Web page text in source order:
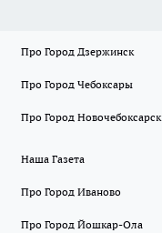
Про Город Дзержинск
Про Город Чебоксары
Про Город Новочебоксарск
Наша Газета
Про Город Иваново
Про Город Йошкар-Ола